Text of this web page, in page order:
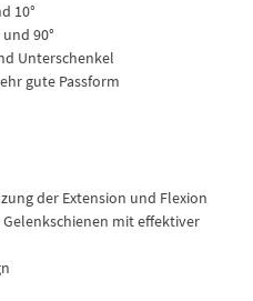
10°
90°
Unterschenkel
gute Passform
der Extension und Flexion
mit effektiver